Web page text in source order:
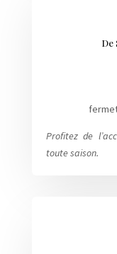
De
Profitez de
toute saison.